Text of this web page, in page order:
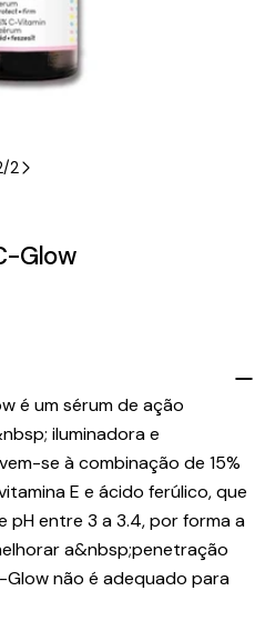
/2
Glow
é um sérum de ação
iluminadora e
se à combinação de 15%
E e ácido ferúlico, que
pH entre 3 a 3.4, por forma a
a&nbsp;penetração
não é adequado para
Tempo
de Preço
Portes